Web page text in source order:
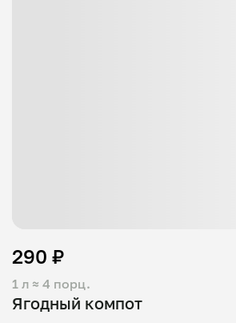
Ягодный компот
1 л ≈ 4 порц.
290 ₽